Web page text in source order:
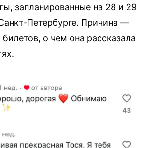
запланированные на 28 и 29
Петербурге. Причина —
о чем она рассказала